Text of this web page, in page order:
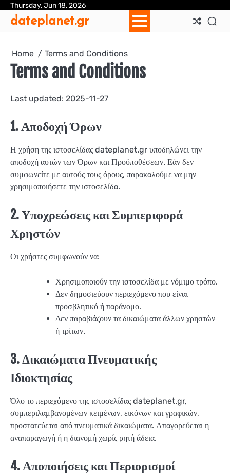
Skip
content
Thursday, Jun 18, 2026
dateplanet.gr
Home Terms and Conditions
Terms and Conditions
Last updated: 2025-11-27
1. Αποδοχή Όρων
Η χρήση της ιστοσελίδας dateplanet.gr υποδηλώνει την
αποδοχή αυτών των Όρων και Προϋποθέσεων. Εάν δεν
συμφωνείτε με αυτούς τους όρους, παρακαλούμε να μην
χρησιμοποιήσετε την ιστοσελίδα.
2. Υποχρεώσεις και Συμπεριφορά
Χρηστών
Οι χρήστες συμφωνούν να:
Χρησιμοποιούν την ιστοσελίδα με νόμιμο τρόπο.
Δεν δημοσιεύουν περιεχόμενο που είναι
προσβλητικό ή παράνομο.
Δεν παραβιάζουν τα δικαιώματα άλλων χρηστών
ή τρίτων.
3. Δικαιώματα Πνευματικής
Ιδιοκτησίας
Όλο το περιεχόμενο της ιστοσελίδας dateplanet.gr,
συμπεριλαμβανομένων κειμένων, εικόνων και γραφικών,
προστατεύεται από πνευματικά δικαιώματα. Απαγορεύεται η
αναπαραγωγή ή η διανομή χωρίς ρητή άδεια.
4. Αποποιήσεις και Περιορισμοί